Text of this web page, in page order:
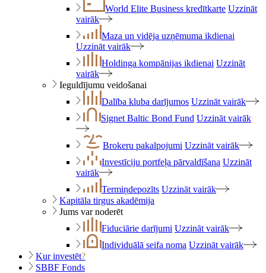
World Elite Business kredītkarte Uzzināt
vairāk
Maza un vidēja uzņēmuma ikdienai
Uzzināt vairāk
Holdinga kompānijas ikdienai Uzzināt
vairāk
Ieguldījumu veidošanai
Dalība kluba darījumos Uzzināt vairāk
Signet Baltic Bond Fund Uzzināt vairāk
Brokeru pakalpojumi Uzzināt vairāk
Investīciju portfeļa pārvaldīšana Uzzināt
vairāk
Termiņdepozīts Uzzināt vairāk
Kapitāla tirgus akadēmija
Jums var noderēt
Fiduciārie darījumi Uzzināt vairāk
Individuālā seifa noma Uzzināt vairāk
Kur investēt?
SBBF Fonds